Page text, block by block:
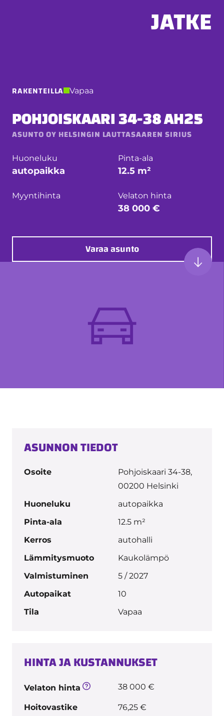
RAKENTEILLA Vapaa
POHJOISKAARI 34-38 AH25
ASUNTO OY HELSINGIN LAUTTASAAREN SIRIUS
Huoneluku
autopaikka
Pinta-ala
12.5 m²
Myyntihinta Velaton hinta
38 000 €
Varaa asunto
ASUNNON TIEDOT
Osoite
Pohjoiskaari 34-38,
00200 Helsinki
Huoneluku
autopaikka
Pinta-ala
12.5 m²
Kerros
autohalli
Lämmitysmuoto
Kaukolämpö
Valmistuminen
5 / 2027
Autopaikat
10
Tila
Vapaa
HINTA JA KUSTANNUKSET
Velaton hinta 38 000 €
Hoitovastike 76,25 €